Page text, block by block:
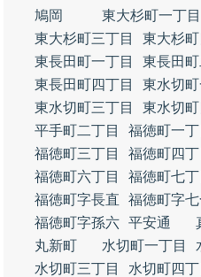
鳩岡
東大杉町一丁目
東大杉町三丁目
東大杉町
東長田町一丁目
東長田町
東長田町四丁目
東水切町
東水切町三丁目
東水切町
平手町二丁目
福徳町一丁
福徳町三丁目
福徳町四丁
福徳町六丁目
福徳町七丁
福徳町字長直
福徳町字七
福徳町字孫六 平安通
丸新町
水切町一丁目
水切町三丁目
水切町四丁